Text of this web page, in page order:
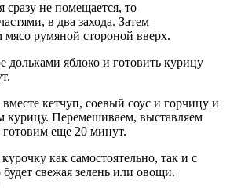
сразу не помещается, то
в два захода. Затем
мясо румяной стороной вверх.
дольками яблоко и готовить курицу
кетчуп, соевый соус и горчицу и
курицу. Перемешиваем, выставляем
еще 20 минут.
как самостоятельно, так и с
свежая зелень или овощи.